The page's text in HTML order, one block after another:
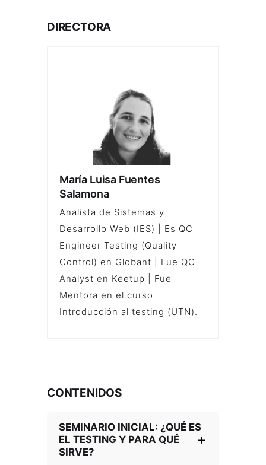
DIRECTORA
María Luisa Fuentes
Salamona
Analista de Sistemas y
Desarrollo Web (IES) | Es QC
Engineer Testing (Quality
Control) en Globant | Fue QC
Analyst en Keetup | Fue
Mentora en el curso
Introducción al testing (UTN).
CONTENIDOS
SEMINARIO INICIAL: ¿QUÉ ES
EL TESTING Y PARA QUÉ
SIRVE?